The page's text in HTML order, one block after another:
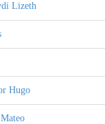
Lizeth
Hugo